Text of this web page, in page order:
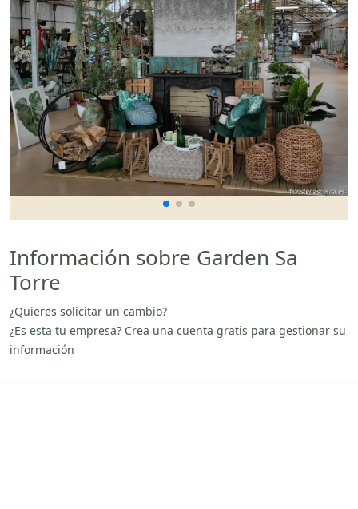
Información sobre Garden Sa
Torre
¿Quieres solicitar un cambio?
¿Es esta tu empresa? Crea una cuenta gratis para gestionar su
información